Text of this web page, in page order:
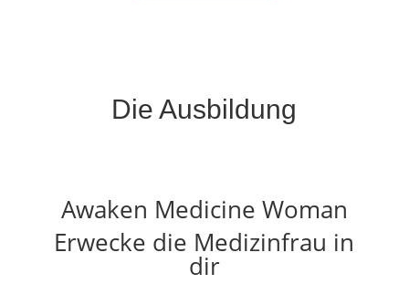
Die Ausbildung
Awaken Medicine Woman
Erwecke die Medizinfrau in
dir